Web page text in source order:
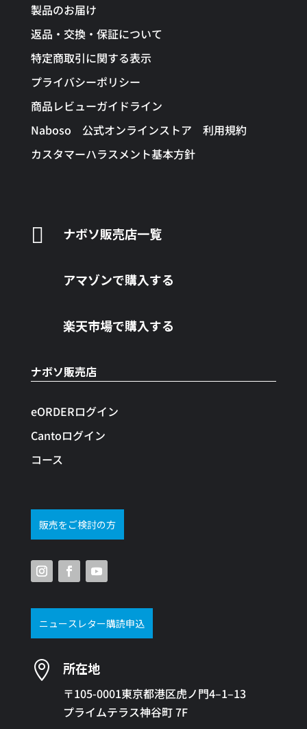
製品のお届け
返品・交換・保証について
特定商取引に関する表示
プライバシーポリシー
商品レビューガイドライン
Naboso 公式オンラインストア 利用規約
カスタマーハラスメント基本方針
 ナボソ販売店一覧
アマゾンで購入する
楽天市場で購入する
ナボソ販売店
eORDERログイン
Cantoログイン
コース
販売をご検討の方
ニュースレター購読申込
 所在地
〒105-0001東京都港区虎ノ門4–1–13
プライムテラス神谷町 7F